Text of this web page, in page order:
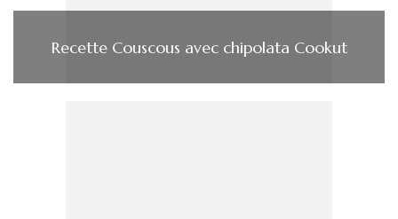
Recette Couscous avec chipolata Cookut